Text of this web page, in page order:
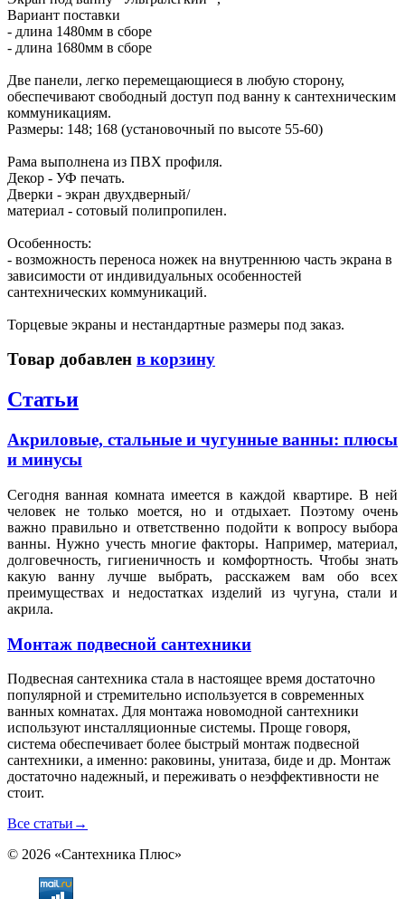
Вариант поставки
- длина 1480мм в сборе
- длина 1680мм в сборе
Две панели, легко перемещающиеся в любую сторону,
обеспечивают свободный доступ под ванну к сантехническим
коммуникациям.
Размеры: 148; 168 (установочный по высоте 55-60)
Рама выполнена из ПВХ профиля.
Декор - УФ печать.
Дверки - экран двухдверный/
материал - сотовый полипропилен.
Особенность:
- возможность переноса ножек на внутреннюю часть экрана в
зависимости от индивидуальных особенностей
сантехнических коммуникаций.
Торцевые экраны и нестандартные размеры под заказ.
Товар добавлен в корзину
Статьи
Акриловые, стальные и чугунные ванны: плюсы
и минусы
Сегодня ванная комната имеется в каждой квартире. В ней
человек не только моется, но и отдыхает. Поэтому очень
важно правильно и ответственно подойти к вопросу выбора
ванны. Нужно учесть многие факторы. Например, материал,
долговечность, гигиеничность и комфортность. Чтобы знать
какую ванну лучше выбрать, расскажем вам обо всех
преимуществах и недостатках изделий из чугуна, стали и
акрила.
Монтаж подвесной сантехники
Подвесная сантехника стала в настоящее время достаточно
популярной и стремительно используется в современных
ванных комнатах. Для монтажа новомодной сантехники
используют инсталляционные системы. Проще говоря,
система обеспечивает более быстрый монтаж подвесной
сантехники, а именно: раковины, унитаза, биде и др. Монтаж
достаточно надежный, и переживать о неэффективности не
стоит.
Все статьи →
© 2026 «Сантехника Плюс»